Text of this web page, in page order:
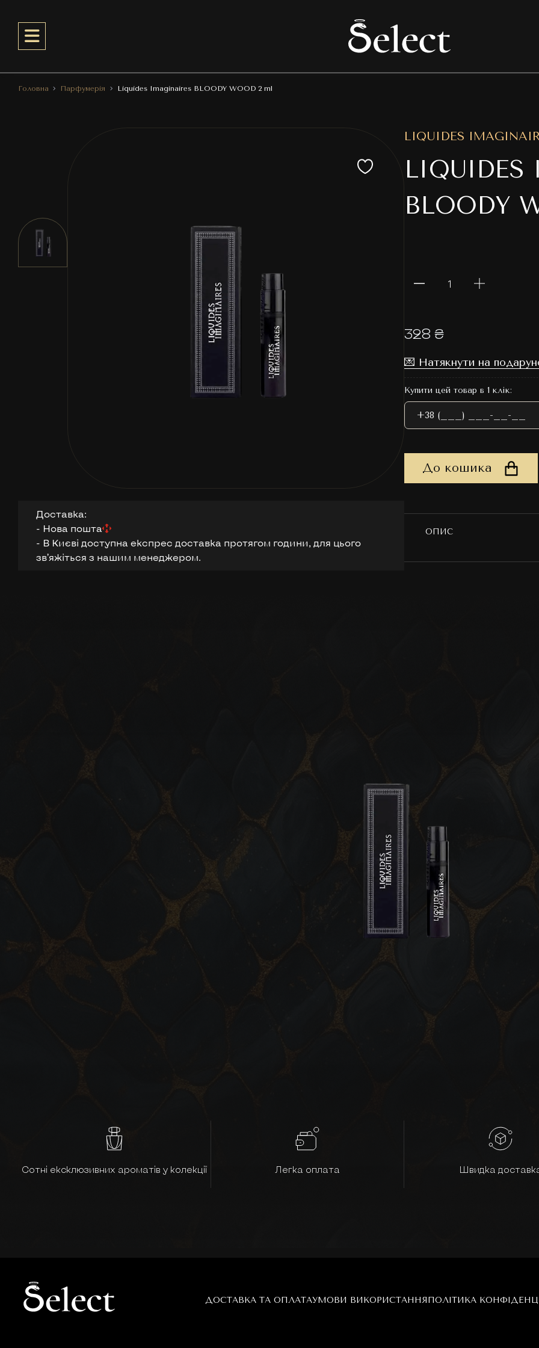
Головна Парфумерія Liquides Imaginaires BLOODY WOOD 2 ml
Доставка:
- Нова пошта
- В Києві доступна експрес доставка протягом години, для цього
звʼяжіться з нашим менеджером.
LIQUIDES
LIQUIDES
BLOODY
328 ₴
💌 Натякнути на
Купити цей товар в 1 клік:
До кошика
ОПИС
Сотні ексклюзивних ароматів у колекції Легка оплата Швидка
ДОСТАВКА ТА ОПЛАТАУМОВИ ВИКОРИСТАННЯПОЛІТИКА